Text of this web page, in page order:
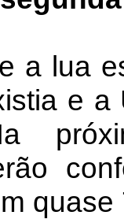
a lua
e
quase